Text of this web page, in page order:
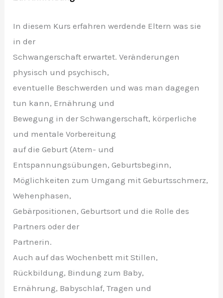
In diesem Kurs erfahren werdende Eltern was sie
in der
Schwangerschaft erwartet. Veränderungen
physisch und psychisch,
eventuelle Beschwerden und was man dagegen
tun kann, Ernährung und
Bewegung in der Schwangerschaft, körperliche
und mentale Vorbereitung
auf die Geburt (Atem- und
Entspannungsübungen, Geburtsbeginn,
Möglichkeiten zum Umgang mit Geburtsschmerz,
Wehenphasen,
Gebärpositionen, Geburtsort und die Rolle des
Partners oder der
Partnerin.
Auch auf das Wochenbett mit Stillen,
Rückbildung, Bindung zum Baby,
Ernährung, Babyschlaf, Tragen und